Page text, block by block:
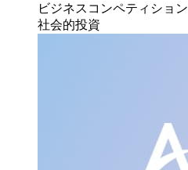
ビジネスコンペティション
社会的投資